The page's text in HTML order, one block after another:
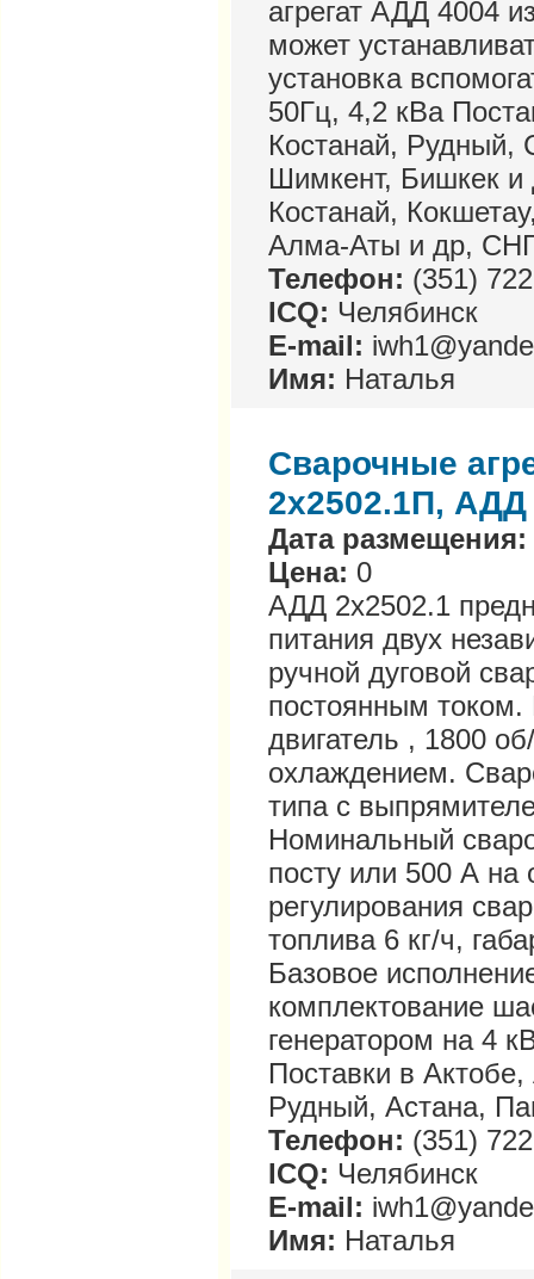
агрегат АДД 4004
может
установка
50Гц, 4,2 кВа
Костанай, Рудный,
Шимкент, Бишкек и
Костанай,
Алма-Аты и др,
Телефон: (351)
ICQ: Челябинск
E-mail:
Имя: Наталья
Сварочные
2х2502.1П,
Дата размещения:
Цена: 0
АДД 2х2502.1
питания двух
ручной дуговой
постоянным
двигатель , 1800
охлаждением.
типа с
Номинальный
посту или 500 А на
регулирования
топлива 6 кг/ч,
Базовое
комплектование
генератором на 4
Поставки в
Рудный, Астана,
Телефон: (351)
ICQ: Челябинск
E-mail:
Имя: Наталья